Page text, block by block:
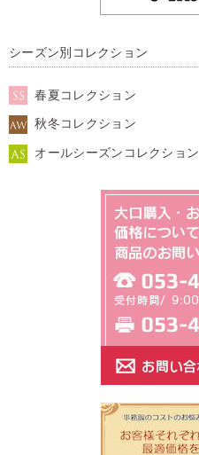
シーズン別コレクション
春夏コレクション
秋冬コレクション
オールシーズンコレクション